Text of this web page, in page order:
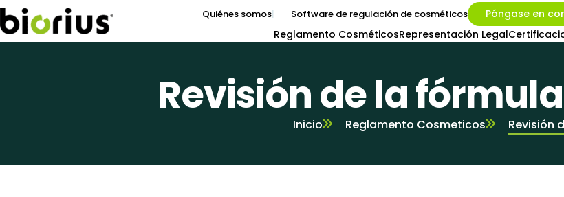
Quiénes somos Software de regulación de cosméticos Póngase en
Reglamento CosméticosRepresentación Legal
Revisión de la
Inicio Reglamento Cosmeticos Revisión